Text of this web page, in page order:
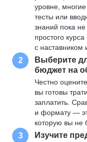
уровне,
тесты или
знаний пока
простого
с наставником
2
Выберите
бюджет на
Честно
вы готовы
заплатить.
и формату —
которую вы не
3 Изучите